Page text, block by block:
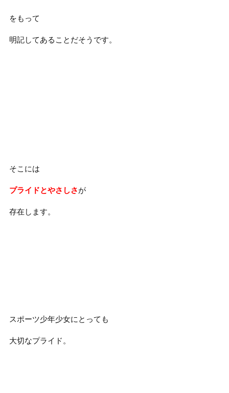
をもって
明記してあることだそうです。
そこには
プライドとやさしさが
存在します。
スポーツ少年少女にとっても
大切なプライド。